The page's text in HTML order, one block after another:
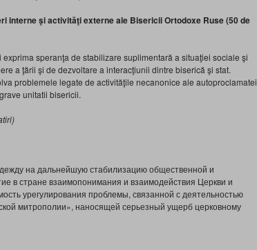
interne şi activităţi externe ale Bisericii Ortodoxe Ruse (50 de
speranţa de stabilizare suplimentară a situaţiei sociale şi
a ţării şi de dezvoltare a interacţiunii dintre biserică şi stat.
problemele legate de activităţile necanonice ale autoproclamatei
unitatii bisericii.
на дальнейшую стабилизацию общественной и
в стране взаимопонимания и взаимодействия Церкви и
урегулирования проблемы, связанной с деятельностью
митрополии», наносящей серьезный ущерб церковному